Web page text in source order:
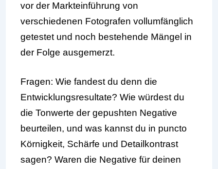
vor der Markteinführung von
verschiedenen Fotografen vollumfänglich
getestet und noch bestehende Mängel in
der Folge ausgemerzt.
Fragen: Wie fandest du denn die
Entwicklungsresultate? Wie würdest du
die Tonwerte der gepushten Negative
beurteilen, und was kannst du in puncto
Körnigkeit, Schärfe und Detailkontrast
sagen? Waren die Negative für deinen